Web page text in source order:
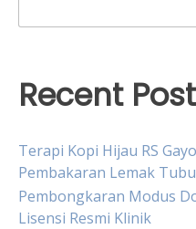
Recent
Terapi Kopi Hijau RS
Pembakaran Lemak
Pembongkaran Modus
Lisensi Resmi Klinik